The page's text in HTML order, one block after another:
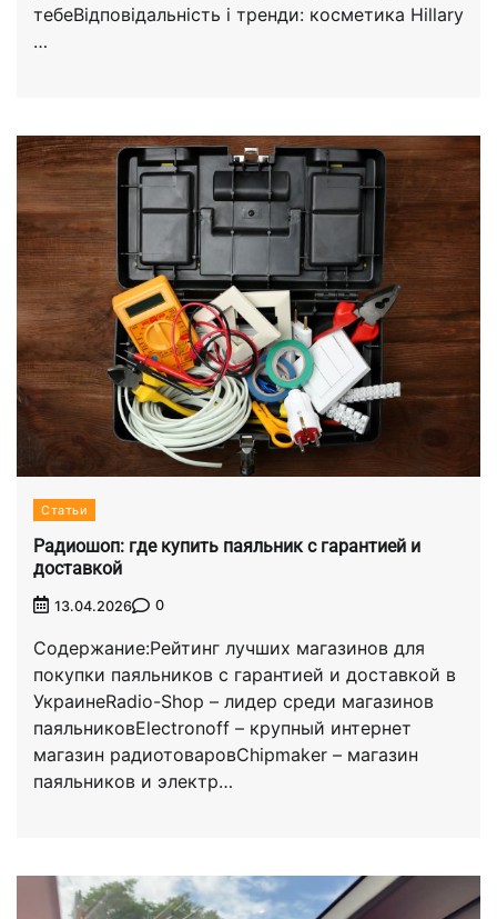
тебеВідповідальність і тренди: косметика Hillary
…
Статьи
Радиошоп: где купить паяльник с гарантией и
доставкой
13.04.2026 0
Содержание:Рейтинг лучших магазинов для
покупки паяльников с гарантией и доставкой в
УкраинеRadio-Shop – лидер среди магазинов
паяльниковElectronoff – крупный интернет
магазин радиотоваровChipmaker – магазин
паяльников и электр…